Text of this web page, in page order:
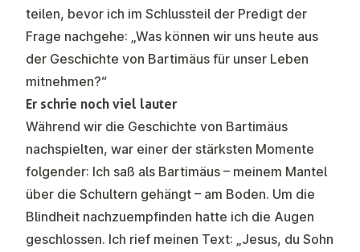
teilen, bevor ich im Schlussteil der Predigt der
Frage nachgehe: „Was können wir uns heute aus
der Geschichte von Bartimäus für unser Leben
mitnehmen?“
Er schrie noch viel lauter
Während wir die Geschichte von Bartimäus
nachspielten, war einer der stärksten Momente
folgender: Ich saß als Bartimäus – meinem Mantel
über die Schultern gehängt – am Boden. Um die
Blindheit nachzuempfinden hatte ich die Augen
geschlossen. Ich rief meinen Text: „Jesus, du Sohn